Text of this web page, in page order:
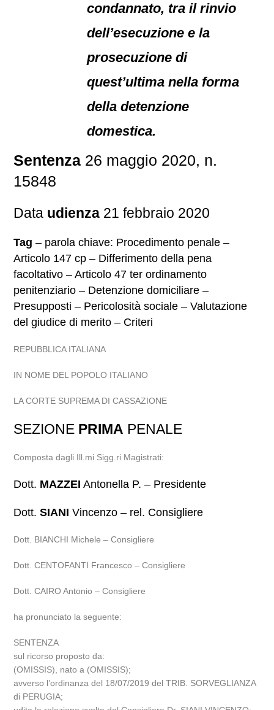
condannato, tra il rinvio
dell’esecuzione e la
prosecuzione di
quest’ultima nella forma
della detenzione
domestica.
Sentenza 26 maggio 2020, n.
15848
Data udienza 21 febbraio 2020
Tag – parola chiave: Procedimento penale –
Articolo 147 cp – Differimento della pena
facoltativo – Articolo 47 ter ordinamento
penitenziario – Detenzione domiciliare –
Presupposti – Pericolosità sociale – Valutazione
del giudice di merito – Criteri
REPUBBLICA ITALIANA
IN NOME DEL POPOLO ITALIANO
LA CORTE SUPREMA DI CASSAZIONE
SEZIONE PRIMA PENALE
Composta dagli Ill.mi Sigg.ri Magistrati:
Dott. MAZZEI Antonella P. – Presidente
Dott.SIANI Vincenzo – rel. Consigliere
Dott. BIANCHI Michele – Consigliere
Dott. CENTOFANTI Francesco – Consigliere
Dott. CAIRO Antonio – Consigliere
ha pronunciato la seguente:
SENTENZA
sul ricorso proposto da:
(OMISSIS), nato a (OMISSIS);
avverso l’ordinanza del 18/07/2019 del TRIB. SORVEGLIANZA
di PERUGIA;